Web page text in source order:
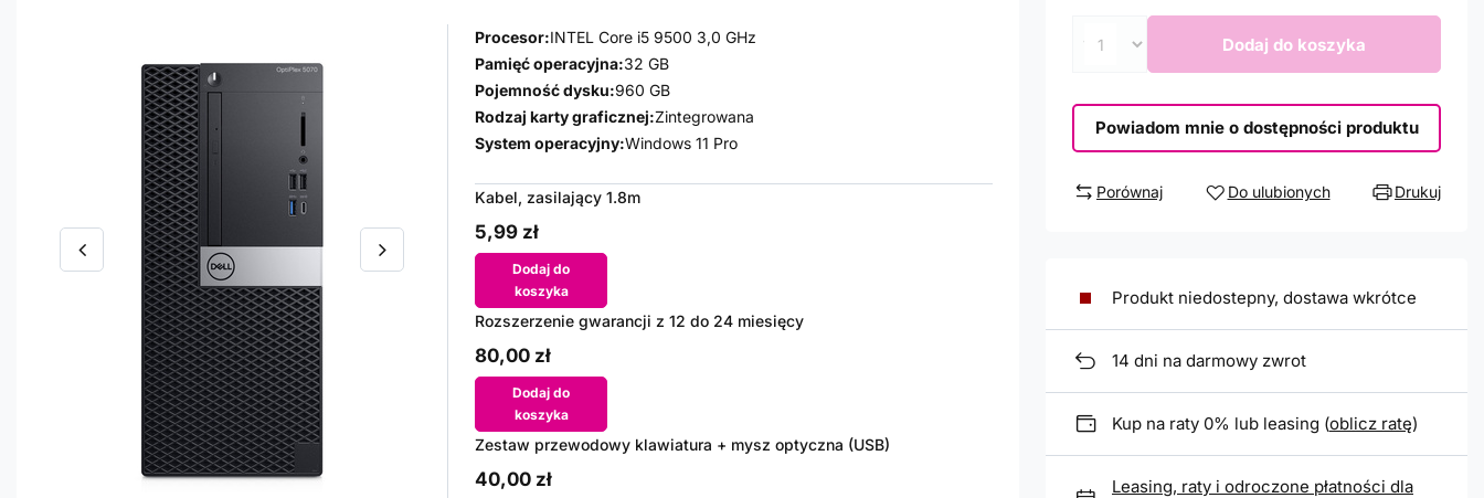
Procesor:INTEL Core i5 9500 3,0 GHz
Pamięć operacyjna:32 GB
Pojemność dysku:960 GB
Rodzaj karty graficznej:Zintegrowana
System operacyjny:Windows 11 Pro
Kabel, zasilający 1.8m
5,99 zł
Dodaj do
koszyka
Rozszerzenie gwarancji z 12 do 24 miesięcy
80,00 zł
Dodaj do
koszyka
Zestaw przewodowy klawiatura + mysz optyczna (USB)
40,00 zł
Dodaj do koszyka
Powiadom mnie o dostępności produktu
Porównaj Do ulubionych Drukuj
Produkt niedostepny, dostawa wkrótce
14 dni na darmowy zwrot
Kup na raty 0% lub leasing (oblicz ratę)
Leasing, raty i odroczone płatności dla